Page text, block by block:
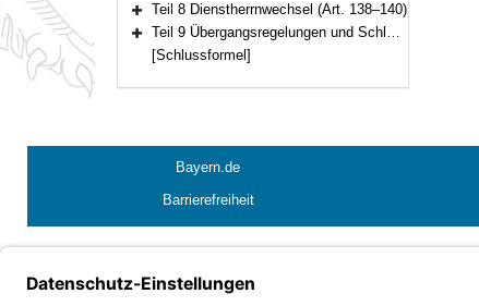
Bereich erweitern
Teil 8 Dienstherrnwechsel (Art. 138–140)
Bereich erweitern
Teil 9 Übergangsregelungen und Schlussvorschriften (Art. 141–147)
[Schlussformel]
Bayern.de
Barrierefreiheit